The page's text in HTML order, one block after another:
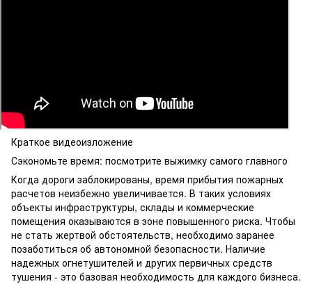
Краткое видеоизложение
Сэкономьте время: посмотрите выжимку самого главного
Когда дороги заблокированы, время прибытия пожарных
расчетов неизбежно увеличивается. В таких условиях
объекты инфраструктуры, склады и коммерческие
помещения оказываются в зоне повышенного риска. Чтобы
не стать жертвой обстоятельств, необходимо заранее
позаботиться об автономной безопасности. Наличие
надежных огнетушителей и других первичных средств
тушения - это базовая необходимость для каждого бизнеса.